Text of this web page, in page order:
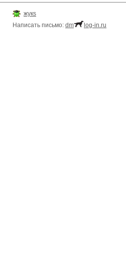
жукs
Написать письмо: dm log-in.ru